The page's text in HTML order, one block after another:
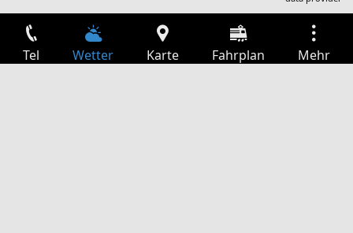
Tel Wetter Karte Fahrplan Mehr